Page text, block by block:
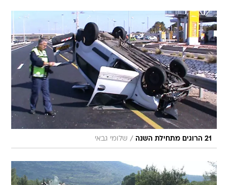
21 הרוגים מתחילת השנה / שלומי גבאי